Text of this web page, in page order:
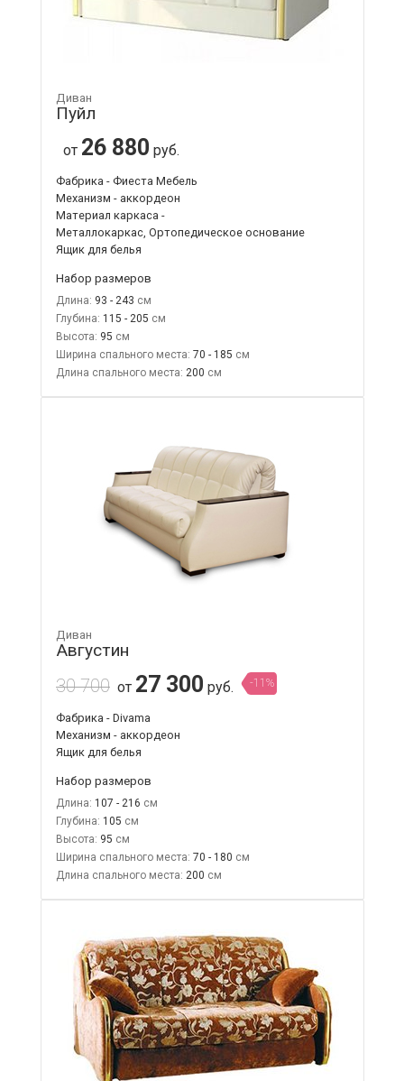
Диван
Пуйл
от 26 880 руб.
Фабрика - Фиеста Мебель
Механизм - аккордеон
Материал каркаса -
Металлокаркас, Ортопедическое основание
Ящик для белья
Набор размеров
Длина: 93 - 243
Глубина: 115 - 205
Высота: 95
Ширина спального места: 70 - 185
Длина спального места: 200
Диван
Августин
30 700 от 27 300 руб. -11%
Фабрика - Divama
Механизм - аккордеон
Ящик для белья
Набор размеров
Длина: 107 - 216
Глубина: 105
Высота: 95
Ширина спального места: 70 - 180
Длина спального места: 200